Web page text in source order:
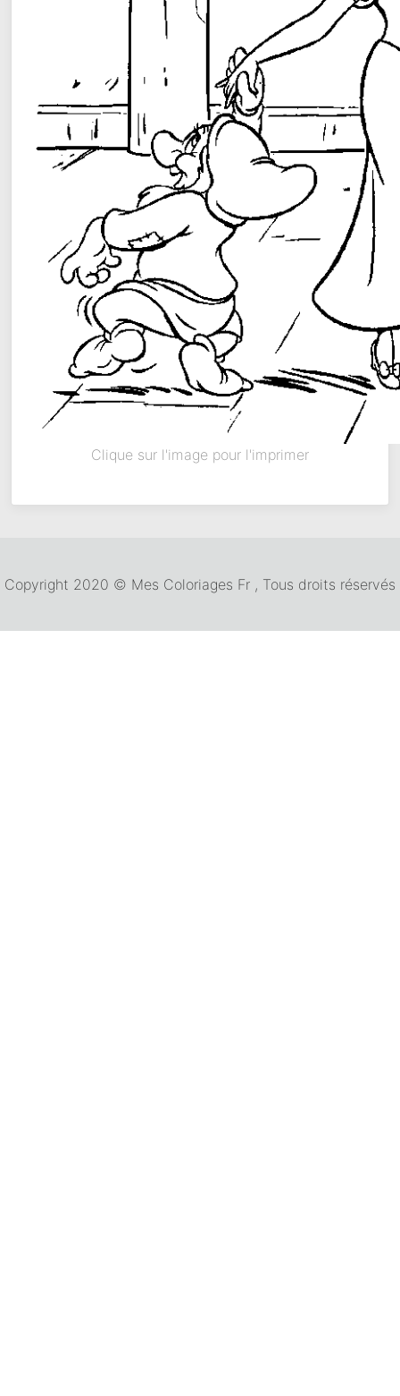
Clique sur l'image pour l'imprimer
Copyright 2020 © Mes Coloriages Fr , Tous droits réservés